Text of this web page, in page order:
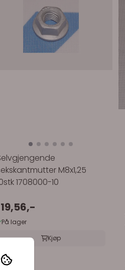
M8x1,25
1708000-10
På lager
Kjøp